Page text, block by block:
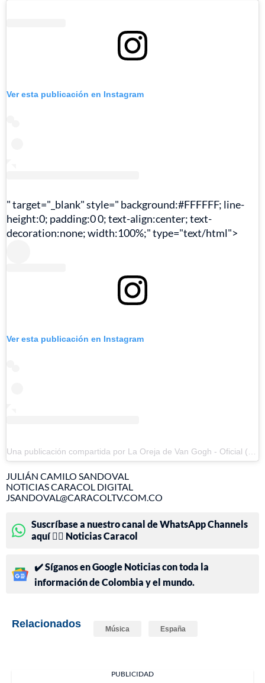
Ver esta publicación en Instagram
" target="_blank" style=" background:#FFFFFF; line-
height:0; padding:0 0; text-align:center; text-
decoration:none; width:100%;" type="text/html">
Ver esta publicación en Instagram
JULIÁN CAMILO SANDOVAL
NOTICIAS CARACOL DIGITAL
JSANDOVAL@CARACOLTV.COM.CO
Suscríbase a nuestro canal de WhatsApp Channels
aquí 👉🏻 Noticias Caracol
✔️ Síganos en Google Noticias con toda la
información de Colombia y el mundo.
Relacionados Música España
PUBLICIDAD